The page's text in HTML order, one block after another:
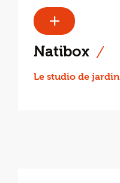
Natibox
Le studio de